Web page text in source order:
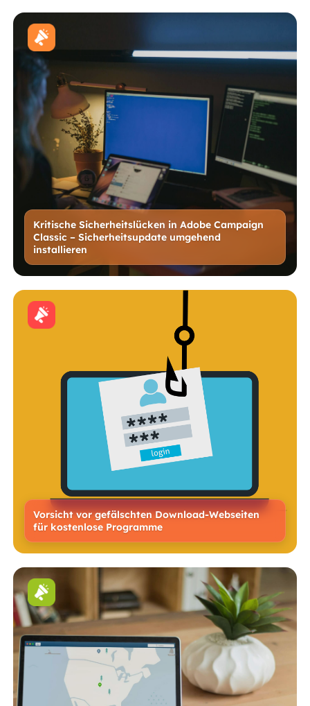
Kritische Sicherheitslücken in Adobe Campaign
Classic – Sicherheitsupdate umgehend
installieren
Vorsicht vor gefälschten Download-Webseiten
für kostenlose Programme